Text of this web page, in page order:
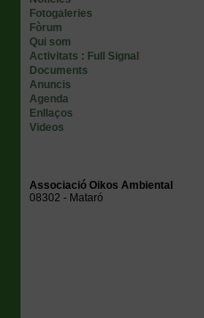
Fotogaleries
Fòrum
Qui som
Activitats : Full Signal
Documents
Anuncis
Agenda
Enllaços
Videos
Associació Oikos Ambiental
08302 - Mataró